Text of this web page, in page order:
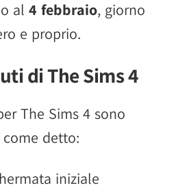
al 4 febbraio, giorno
e proprio.
di The Sims 4
The Sims 4 sono
come detto:
iniziale